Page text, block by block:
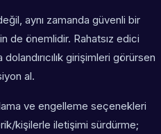
aynı zamanda güvenli bir
de önemlidir. Rahatsız edici
girişimleri görürsen
al.
ve engelleme seçenekleri
kişilerle iletişimi sürdürme;